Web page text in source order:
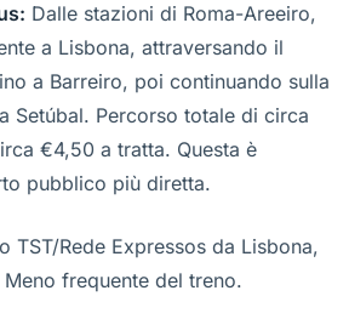
Dalle stazioni di Roma-Areeiro,
a Lisbona, attraversando il
a Barreiro, poi continuando sulla
Setúbal. Percorso totale di circa
€4,50 a tratta. Questa è
pubblico più diretta.
TST/Rede Expressos da Lisbona,
frequente del treno.